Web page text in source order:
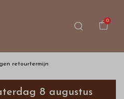
0
retourtermijn
8 augustus